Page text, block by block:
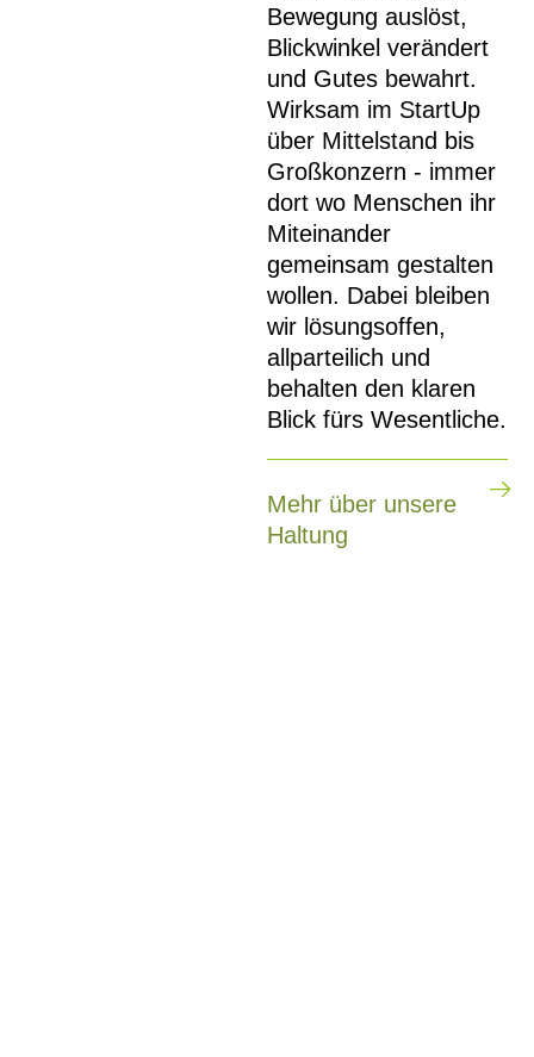
Bewegung auslöst,
Blickwinkel verändert
und Gutes bewahrt.
Wirksam im StartUp
über Mittelstand bis
Großkonzern - immer
dort wo Menschen ihr
Miteinander
gemeinsam gestalten
wollen. Dabei bleiben
wir lösungsoffen,
allparteilich und
behalten den klaren
Blick fürs Wesentliche.
Mehr über unsere
Haltung